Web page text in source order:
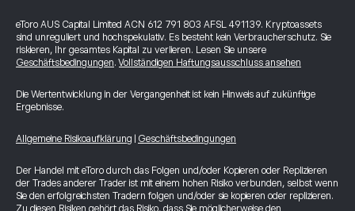
eToro AUS Capital Limited ACN 612 791 803 AFSL 491139. Kryptoassets
sind unreguliert und hochspekulativ. Es besteht kein Verbraucherschutz. Sie
riskieren, Ihr gesamtes Kapital zu verlieren. Lesen Sie unsere
Geschäftsbedingungen.Vollständigen Haftungsausschluss ansehen
Die Wertentwicklung in der Vergangenheit ist kein Hinweis auf zukünftige
Ergebnisse.
Allgemeine Risikoaufklärung Geschäftsbedingungen
Der Handel mit eToro durch das Folgen und/oder Kopieren oder Replizieren
der Trades anderer Trader ist mit einem hohen Risiko verbunden, selbst wenn
Sie den erfolgreichsten Tradern folgen und/oder sie kopieren oder replizieren.
Zu diesen Risiken gehört das Risiko, dass Sie möglicherweise den